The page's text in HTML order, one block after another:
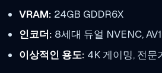
VRAM: 24GB GDDR6X
인코더: 8세대 듀얼 NVENC,
이상적인 용도: 4K 게이밍, 전문